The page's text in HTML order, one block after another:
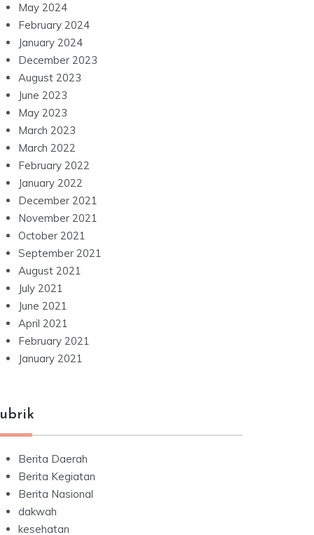
May 2024
February 2024
January 2024
December 2023
August 2023
June 2023
May 2023
March 2023
March 2022
February 2022
January 2022
December 2021
November 2021
October 2021
September 2021
August 2021
July 2021
June 2021
April 2021
February 2021
January 2021
Berita Daerah
Berita Kegiatan
Berita Nasional
dakwah
kesehatan